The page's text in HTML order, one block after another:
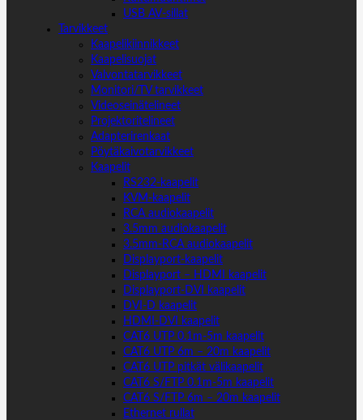
USB AV-sillat
Tarvikkeet
Kaapelikiinnikkeet
Kaapelisuojat
Valvontatarvikkeet
Monitori/TV tarvikkeet
Videoseinätelineet
Projektoritelineet
Adapterirenkaat
Pöytäkaivotarvikkeet
Kaapelit
RS232-kaapelit
KVM-kaapelit
RCA audiokaapelit
3.5mm audiokaapelit
3.5mm-RCA audiokaapelit
Displayport-kaapelit
Displayport – HDMI kaapelit
Displayport-DVI kaapelit
DVI-D kaapelit
HDMI-DVI kaapelit
CAT6 UTP 0.1m-5m kaapelit
CAT6 UTP 6m – 20m kaapelit
CAT6 UTP pitkät välikaapelit
CAT6 S/FTP 0.1m-5m kaapelit
CAT6 S/FTP 6m – 20m kaapelit
Ethernet rullat